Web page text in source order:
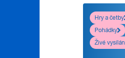
Hry a četby
Pohádky
Živé